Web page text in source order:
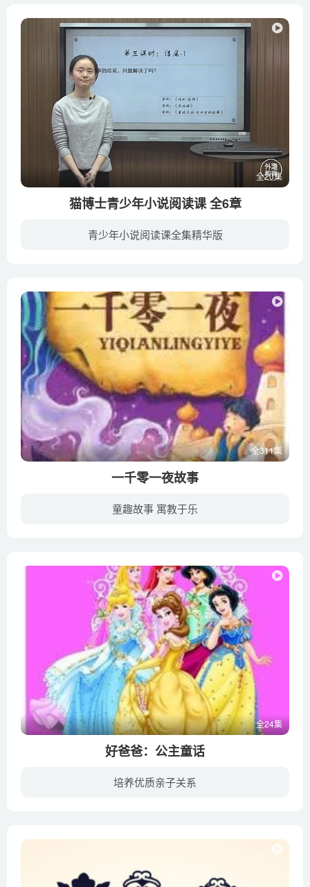
全20集
猫博士青少年小说阅读课 全6章
青少年小说阅读课全集精华版
全311集
一千零一夜故事
童趣故事 寓教于乐
全24集
好爸爸：公主童话
培养优质亲子关系